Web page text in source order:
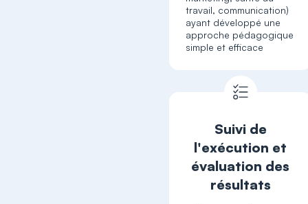
travail, communication)
ayant développé une
approche pédagogique
simple et efficace
Suivi de
l'exécution et
évaluation des
résultats